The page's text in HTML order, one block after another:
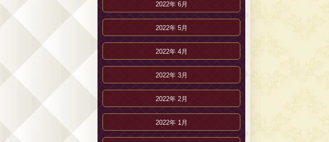
2022年 6月
2022年 5月
2022年 4月
2022年 3月
2022年 2月
2022年 1月